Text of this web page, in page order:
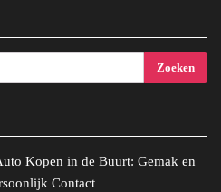
Kopen in de Buurt: Gemak en
Contact